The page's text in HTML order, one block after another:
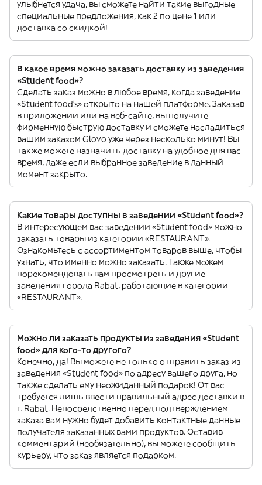
улыбнется удача, вы сможете найти такие выгодные
специальные предложения, как 2 по цене 1 или
доставка со скидкой!
В какое время можно заказать доставку из заведения
«Student food»?
Сделать заказ можно в любое время, когда заведение
«Student food’s» открыто на нашей платформе. Заказав
в приложении или на веб-сайте, вы получите
фирменную быструю доставку и сможете насладиться
вашим заказом Glovo уже через несколько минут! Вы
также можете назначить доставку на удобное для вас
время, даже если выбранное заведение в данный
момент закрыто.
Какие товары доступны в заведении «Student food»?
В интересующем вас заведении «Student food» можно
заказать товары из категории «RESTAURANT».
Ознакомьтесь с ассортиментом товаров выше, чтобы
узнать, что именно можно заказать. Также можем
порекомендовать вам просмотреть и другие
заведения города Rabat, работающие в категории
«RESTAURANT».
Можно ли заказать продукты из заведения «Student
food» для кого-то другого?
Конечно, да! Вы можете не только отправить заказ из
заведения «Student food» по адресу вашего друга, но
также сделать ему неожиданный подарок! От вас
требуется лишь ввести правильный адрес доставки в
г. Rabat. Непосредственно перед подтверждением
заказа вам нужно будет добавить контактные данные
получателя заказанных вами продуктов. Оставив
комментарий (необязательно), вы можете сообщить
курьеру, что заказ является подарком.